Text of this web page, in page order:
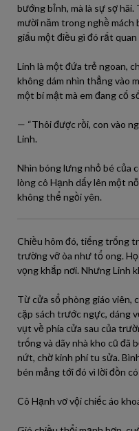
bướng bỉnh, mà là sự sợ
mười năm trong nghề mách
giấu một điều gì đó rất
Linh là một đứa trẻ ngoan,
không dám nhìn thẳng vào
một bí mật mà em đang cố
— “Thôi được rồi, con vào
Linh.
Nhìn bóng lưng nhỏ bé của
lòng cô Hạnh dấy lên một
không thể ngồi yên.
Chiều hôm đó, tiếng trống
trường vỡ òa như tổ ong.
vọng khắp nơi. Nhưng Linh
Từ cửa sổ phòng giáo viên,
cặp sách trước ngực, dáng
vụt về phía cửa sau của
trống và dãy nhà kho cũ đã
nứt, chờ kinh phí tu sửa.
bén mảng tới đó vì lời đồn có
Cô Hạnh vơ vội chiếc áo